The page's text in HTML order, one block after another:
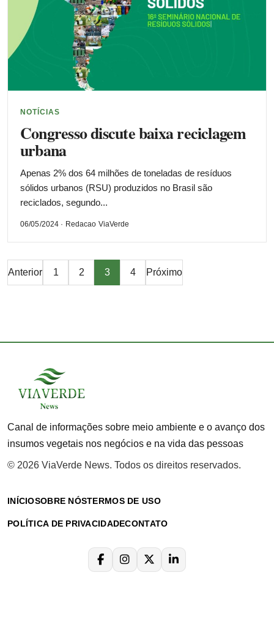
NOTÍCIAS
Congresso discute baixa reciclagem
urbana
Apenas 2% dos 64 milhões de toneladas de resíduos
sólidos urbanos (RSU) produzidos no Brasil são
reciclados, segundo...
06/05/2024 · Redacao ViaVerde
Paginação
Anterior 1 2 3 4 Próximo
Canal de informações sobre meio ambiente e o avanço dos
insumos vegetais nos negócios e na vida das pessoas
© 2026 ViaVerde News. Todos os direitos reservados.
INÍCIOSOBRE NÓSTERMOS DE USO
POLÍTICA DE PRIVACIDADECONTATO